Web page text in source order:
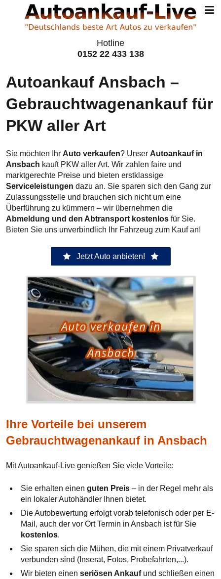
Hotline
0152 22 433 138
Autoankauf Ansbach –
Gebraucht­wagen­ankauf für
PKW aller Art
Sie möchten Ihr Auto verkaufen? Unser Autoankauf in
Ansbach kauft PKW aller Art. Wir zahlen faire und
marktgerechte Preise und bieten erstklassige
Serviceleistungen dazu an. Sie sparen sich den Gang zur
Zulassungsstelle und brauchen sich nicht um eine
Überführung zu kümmern – wir übernehmen die
Abmeldung und den Abtransport kostenlos für Sie.
Bieten Sie uns unverbindlich Ihr Fahrzeug zum Kauf an!
Jetzt Auto anbieten!
Ihre Vorteile bei unserem
Gebrauchtwagenankauf in Ansbach
Mit Autoankauf-Live genießen Sie viele Vorteile:
Sie erhalten einen guten Preis – in der Regel mehr als
ein lokaler Autohändler Ihnen bietet.
Die Autobewertung erfolgt vorab telefonisch oder per E-
Mail, auch der vor Ort Termin in Ansbach ist für Sie
kostenlos.
Sie sparen sich die Mühen, die mit einem Privatverkauf
verbunden sind (Inserat, Fotos, Probefahrten,...).
Wir bieten einen seriösen Ankaufund schließen einen